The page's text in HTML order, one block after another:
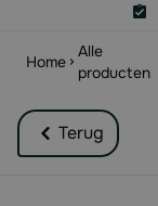
Home
Alle
producten
Terug